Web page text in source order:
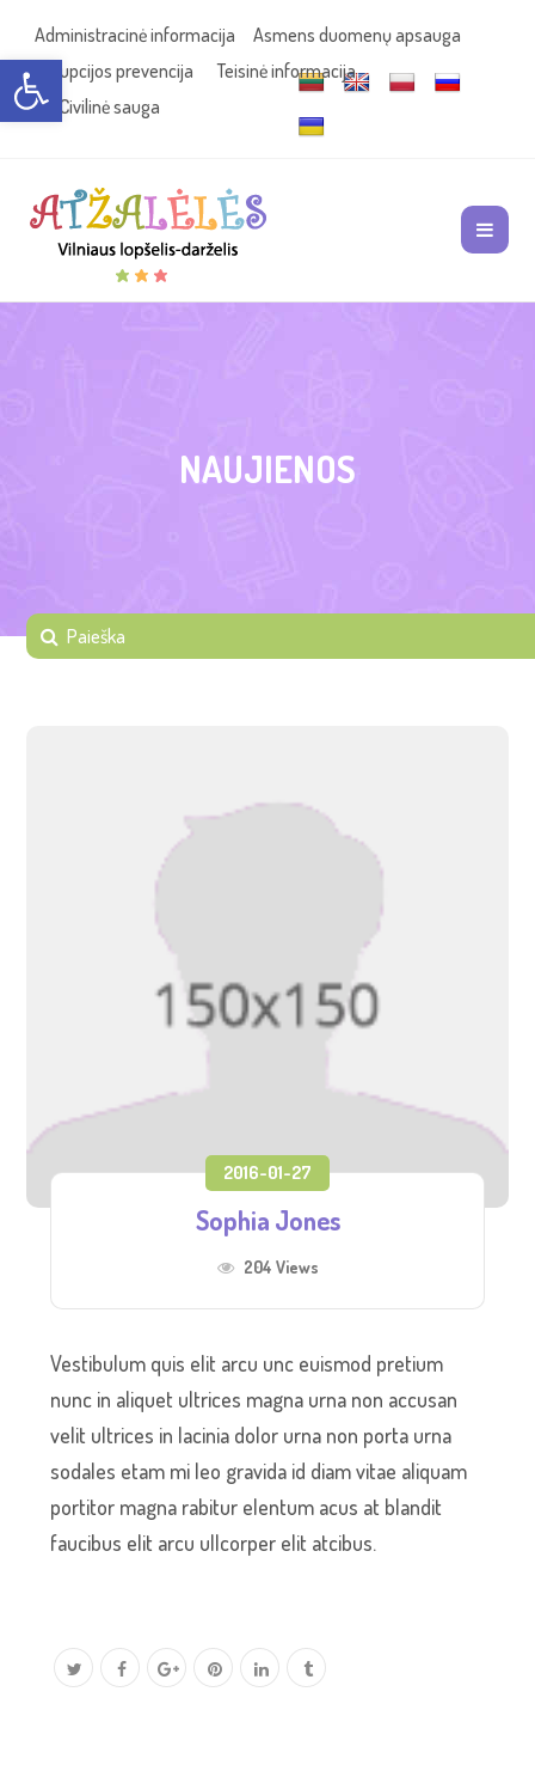
Open toolbar
Administracinė informacija
Asmens duomenų apsauga
Korupcijos prevencija
Teisinė informacija
Civilinė sauga
NAUJIENOS
2016-01-27
Sophia Jones
204 Views
Vestibulum quis elit arcu unc euismod pretium
nunc in aliquet ultrices magna urna non accusan
velit ultrices in lacinia dolor urna non porta urna
sodales etam mi leo gravida id diam vitae aliquam
portitor magna rabitur elentum acus at blandit
faucibus elit arcu ullcorper elit atcibus.